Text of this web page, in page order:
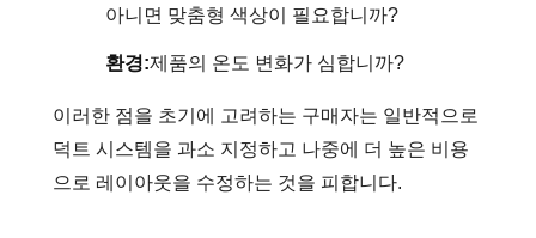
아니면 맞춤형 색상이 필요합니까?
환경:제품의 온도 변화가 심합니까?
이러한 점을 초기에 고려하는 구매자는 일반적으로
덕트 시스템을 과소 지정하고 나중에 더 높은 비용
으로 레이아웃을 수정하는 것을 피합니다.